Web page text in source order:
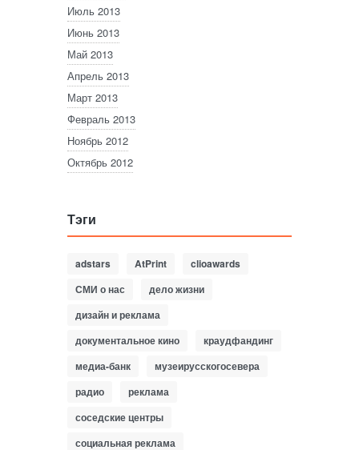
Июль 2013
Июнь 2013
Май 2013
Апрель 2013
Март 2013
Февраль 2013
Ноябрь 2012
Октябрь 2012
Тэги
adstars AtPrint
clioawards
СМИ о нас
дело жизни
дизайн и реклама
документальное кино
краудфандинг
медиа-банк
музеирусскогосевера
радио
реклама
соседские центры
социальная реклама